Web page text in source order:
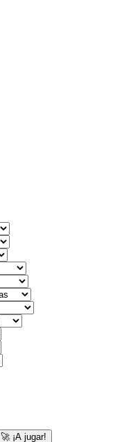
🚀 ¡A jugar!